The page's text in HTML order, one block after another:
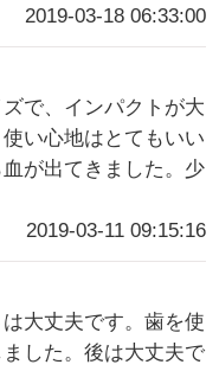
2019-03-18 06:33:00
で、インパクトが大
い心地はとてもいい
が出てきました。少
2019-03-11 09:15:16
大丈夫です。歯を使
した。後は大丈夫で